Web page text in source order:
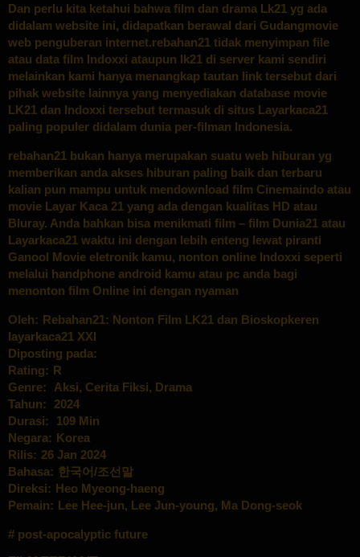
Dan perlu kita ketahui bahwa film dan drama Lk21 yg ada
didalam website ini, didapatkan berawal dari Gudangmovie
web penguberan internet.rebahan21 tidak menyimpan file
atau data film Indoxxi ataupun lk21 di server kami sendiri
melainkan kami hanya menangkap tautan link tersebut dari
pihak website lainnya yang menyediakan database movie
LK21 dan Indoxxi tersebut termasuk di situs Layarkaca21
paling populer didalam dunia per-filman Indonesia.
rebahan21 bukan hanya merupakan suatu web hiburan yg
memberikan anda akses hiburan paling baik dan terbaru
kalian pun mampu untuk mendownload film Cinemaindo atau
movie Layar Kaca 21 yang ada dengan kualitas HD atau
Bluray. Anda bahkan bisa menikmati film – film Dunia21 atau
Layarkaca21 waktu ini dengan lebih enteng lewat piranti
Ganool Movie eletronik kamu, nonton online Indoxxi seperti
melalui handphone android kamu atau pc anda bagi
menonton film Online ini dengan nyaman
Oleh: Rebahan21: Nonton Film LK21 dan Bioskopkeren
layarkaca21 XXI
Diposting pada:
Rating: R
Genre:
Aksi, Cerita Fiksi, Drama
Tahun:
2024
Durasi:
109 Min
Negara: Korea
Rilis: 26 Jan 2024
Bahasa: 한국어/조선말
Direksi: Heo Myeong-haeng
Pemain: Lee Hee-jun, Lee Jun-young, Ma Dong-seok
post-apocalyptic future